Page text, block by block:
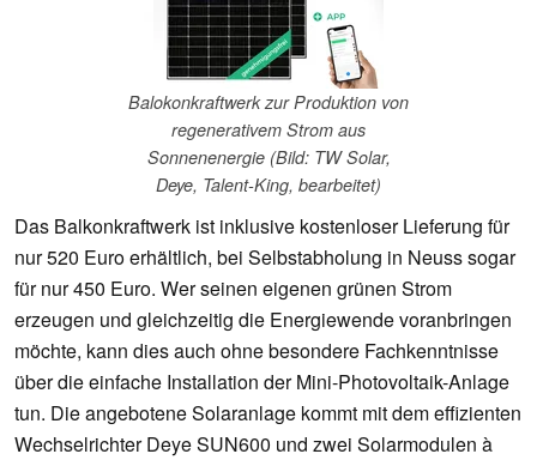
Balokonkraftwerk zur Produktion von
regenerativem Strom aus
Sonnenenergie (Bild: TW Solar,
Deye, Talent-King, bearbeitet)
Das Balkonkraftwerk ist inklusive kostenloser Lieferung für
nur 520 Euro erhältlich, bei Selbstabholung in Neuss sogar
für nur 450 Euro. Wer seinen eigenen grünen Strom
erzeugen und gleichzeitig die Energiewende voranbringen
möchte, kann dies auch ohne besondere Fachkenntnisse
über die einfache Installation der Mini-Photovoltaik-Anlage
tun. Die angebotene Solaranlage kommt mit dem effizienten
Wechselrichter Deye SUN600 und zwei Solarmodulen à